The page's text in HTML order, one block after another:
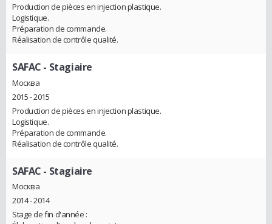
Production de pièces en injection plastique.
Logistique.
Préparation de commande.
Réalisation de contrôle qualité.
SAFAC - Stagiaire
Москва
2015 - 2015
Production de pièces en injection plastique.
Logistique.
Préparation de commande.
Réalisation de contrôle qualité.
SAFAC - Stagiaire
Москва
2014 - 2014
Stage de fin d'année :